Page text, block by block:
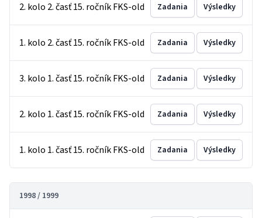
2. kolo 2. časť 15. ročník FKS-old Zadania Výsledky
1. kolo 2. časť 15. ročník FKS-old Zadania Výsledky
3. kolo 1. časť 15. ročník FKS-old Zadania Výsledky
2. kolo 1. časť 15. ročník FKS-old Zadania Výsledky
1. kolo 1. časť 15. ročník FKS-old Zadania Výsledky
1998 / 1999